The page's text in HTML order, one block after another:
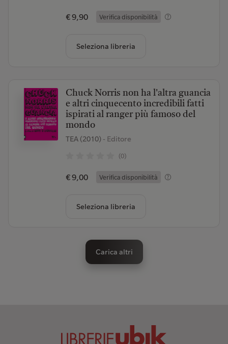
€ 9,90 Verifica disponibilità
Seleziona libreria
Chuck Norris non ha l'altra guancia
e altri cinquecento incredibili fatti
ispirati al ranger più famoso del
mondo
TEA (2010)- Editore
(0)
€ 9,00 Verifica disponibilità
Seleziona libreria
Carica altri